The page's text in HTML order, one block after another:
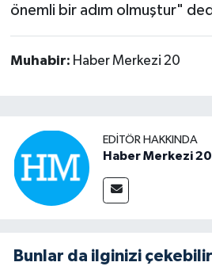
önemli bir adım olmuştur"
Muhabir: Haber Merkezi 20
EDITÖR HAKKINDA
Haber Merkezi 20
Bunlar da ilginizi çekebilir